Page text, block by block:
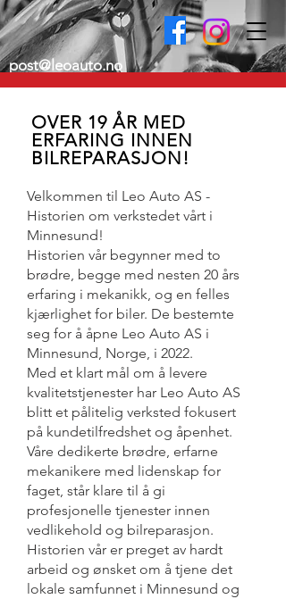
post@leoauto.no
OVER 19 ÅR MED
ERFARING INNEN
BILREPARASJON!
Velkommen til Leo Auto AS -
Historien om verkstedet vårt i
Minnesund!
Historien vår begynner med to
brødre, begge med nesten 20 års
erfaring i mekanikk, og en felles
kjærlighet for biler. De bestemte
seg for å åpne Leo Auto AS i
Minnesund, Norge, i 2022.
Med et klart mål om å levere
kvalitetstjenester har Leo Auto AS
blitt et pålitelig verksted fokusert
på kundetilfredshet og åpenhet.
Våre dedikerte brødre, erfarne
mekanikere med lidenskap for
faget, står klare til å gi
profesjonelle tjenester innen
vedlikehold og bilreparasjon.
Historien vår er preget av hardt
arbeid og ønsket om å tjene det
lokale samfunnet i Minnesund og